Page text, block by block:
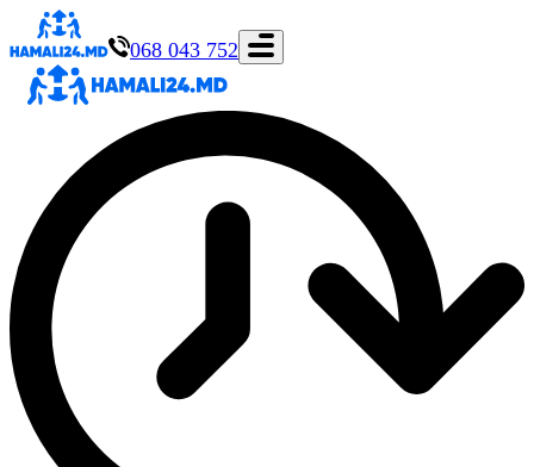
068 043 752